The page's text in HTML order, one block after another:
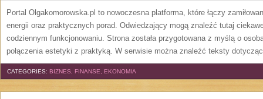
Portal Olgakomorowska.pl to nowoczesna platforma, które łączy
energii oraz praktycznych porad. Odwiedzający mogą znaleźć tutaj
codziennym funkcjonowaniu. Strona została przygotowana z myślą o
połączenia estetyki z praktyką. W serwisie można znaleźć teksty
CATEGORIES: BIZNES, FINANSE, EKONOMIA